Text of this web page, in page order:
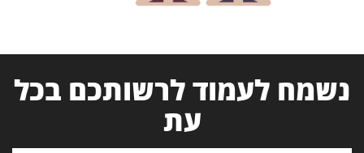
נשמח לעמוד לרשותכם בכל
עת